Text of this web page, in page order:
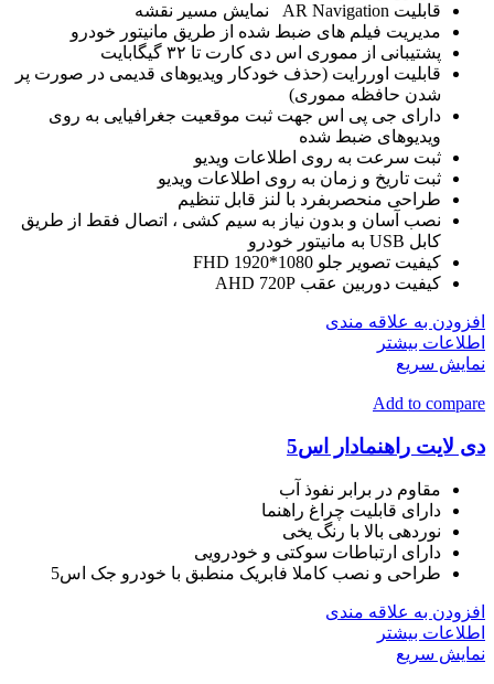
قابلیت AR Navigation نمایش مسیر نقشه
مدیریت فیلم های ضبط شده از طریق مانیتور خودرو
پشتیبانی از مموری اس دی کارت تا ۳۲ گیگابایت
قابلیت اوررایت (حذف خودکار ویدیوهای قدیمی در صورت پر
شدن حافظه مموری)
دارای جی پی اس جهت ثبت موقعیت جغرافیایی به روی
ویدیوهای ضبط شده
ثبت سرعت به روی اطلاعات ویدیو
ثبت تاریخ و زمان به روی اطلاعات ویدیو
طراحی منحصربفرد با لنز قابل تنظیم
نصب آسان و بدون نیاز به سیم کشی ، اتصال فقط از طریق
کابل USB به مانیتور خودرو
کیفیت تصویر جلو FHD 1920*1080
کیفیت دوربین عقب AHD 720P
افزودن به علاقه مندی
اطلاعات بیشتر
نمایش سریع
Add to compare
دی لایت راهنمادار اس5
مقاوم در برابر نفوذ آب
دارای قابلیت چراغ راهنما
نوردهی بالا با رنگ یخی
دارای ارتباطات سوکتی و خودرویی
طراحی و نصب کاملا فابریک منطبق با خودرو جک اس5
افزودن به علاقه مندی
اطلاعات بیشتر
نمایش سریع